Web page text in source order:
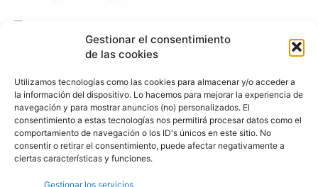
Gestionar el consentimiento
de las cookies
Utilizamos tecnologías como las cookies para almacenar y/o acceder a
la información del dispositivo. Lo hacemos para mejorar la experiencia de
navegación y para mostrar anuncios (no) personalizados. El
consentimiento a estas tecnologías nos permitirá procesar datos como el
comportamiento de navegación o los ID's únicos en este sitio. No
consentir o retirar el consentimiento, puede afectar negativamente a
ciertas características y funciones.
Gestionar los servicios